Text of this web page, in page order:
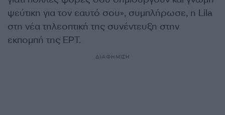
ψεύτικη για τον εαυτό σου», συμπλήρωσε, η Lila
στη νέα τηλεοπτική της συνέντευξη στην
εκπομπή της ΕΡΤ.
ΔΙΑΦΗΜΙΣΗ